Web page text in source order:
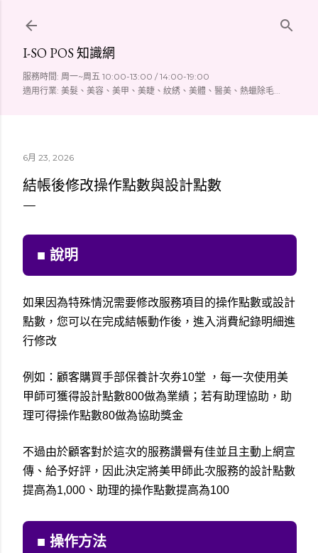
I-SO POS 知識網
服務時間: 周一~周五 10:00-13:00 / 14:00-19:00
適用行業: 美髮、美容、美甲、美睫、紋綉、美體、醫美、熱蠟除毛...
6月 23, 2026
結帳後修改操作點數與設計點數
■ 說明
如果因為特殊情況需要修改服務項目的操作點數或設計
點數，您可以在完成結帳動作後，進入消費紀錄明細進
行修改
例如：顧客購買手部保養計次券10堂 ，每一次使用美
甲師可獲得設計點數800做為業績；若有助理協助，助
理可得操作點數80做為協助獎金
不過由於顧客對於這次的服務讚譽有佳並且主動上網宣
傳、給予好評，因此決定將美甲師此次服務的設計點數
提高為1,000、助理的操作點數提高為100
■ 操作方法